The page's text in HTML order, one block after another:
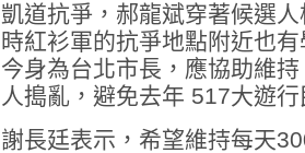
凱道抗爭，郝龍斌穿著候選
時紅衫軍的抗爭地點附近也
今身為台北市長，應協助維
人搗亂，避免去年 517大遊
謝長廷表示，希望維持每天